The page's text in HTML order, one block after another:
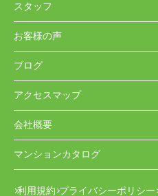
スタッフ
お客様の声
ブログ
アクセスマップ
会社概要
マンションカタログ
利用規約 プライバシーポリシー